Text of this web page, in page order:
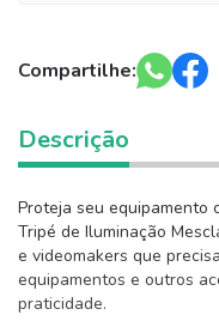
Compartilhe:
Descrição
Proteja seu equipamento
Tripé de Iluminação
e videomakers que
equipamentos e outros
praticidade.